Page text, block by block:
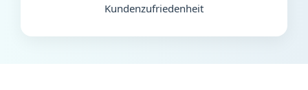
Kundenzufriedenheit